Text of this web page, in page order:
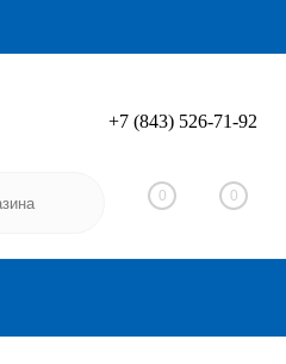
Вход Регистрация
+7 (843) 526-71-92
0 0